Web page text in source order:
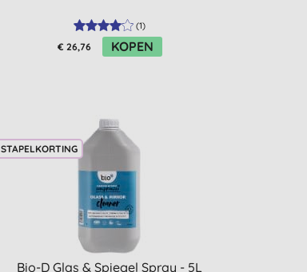
(1)
€ 26,76 KOPEN
STAPELKORTING
Bio-D Glas & Spiegel Spray - 5L